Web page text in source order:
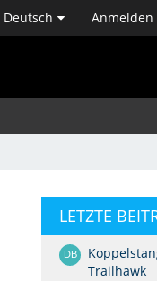
Deutsch
LETZTE
Trailhawk